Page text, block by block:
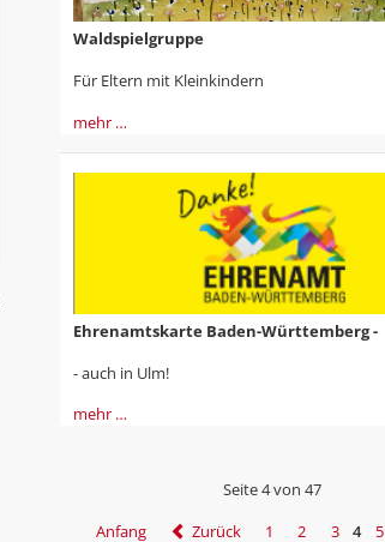
Waldspielgruppe
Für Eltern mit Kleinkindern
mehr …
Ehrenamtskarte Baden-Württemberg -
- auch in Ulm!
mehr …
Seite 4 von 47
Anfang
Zurück 1 2 3 4 5